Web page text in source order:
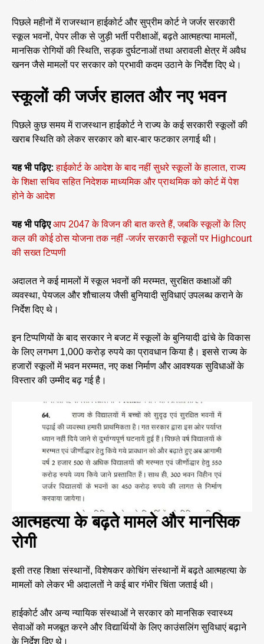
पिछले महीनों में राजस्थान हाईकोर्ट और सुप्रीम कोर्ट ने जर्जर सरकारी
स्कूल भवनों, पेपर लीक से जुड़ी भर्ती परीक्षाओं, बढ़ते आत्महत्या मामलों,
मानसिक रोगियों की स्थिति, सड़क दुर्घटनाओं तथा अरावली क्षेत्र में अवैध
खनन जैसे मामलों पर सरकार को प्रभावी कदम उठाने के निर्देश दिए थे।
स्कूलों की जर्जर हालत और नए भवन
पिछले कुछ समय में राजस्थान हाईकोर्ट ने राज्य के कई सरकारी स्कूलों की
खराब स्थिति को लेकर सरकार को बार-बार फटकार लगाई थी।
यह भी पढ़िए: हाईकोर्ट के आदेश के बाद नहीं सुधरे स्कूलों के हालात, राज्य
के शिक्षा सचिव सहित निदेशक माध्यमिक और प्राथमिक को कोर्ट में पेश
होने के आदेश
यह भी पढ़िए आप 2047 के विजन की बात करते हैं, जबकि स्कूलों के लिए
कल की कोई ठोस योजना तक नहीं -जर्जर सरकारी स्कूलों पर Highcourt
की सख्त टिप्पणी
अदालत ने कई मामलों में स्कूल भवनों की मरम्मत, सुरक्षित कक्षाओं की
व्यवस्था, पेयजल और शौचालय जैसी बुनियादी सुविधाएं उपलब्ध कराने के
निर्देश दिए थे।
इन टिप्पणियों के बाद सरकार ने बजट में स्कूलों के बुनियादी ढांचे के विकास
के लिए लगभग 1,000 करोड़ रुपये का प्रावधान किया है। इससे राज्य के
हजारों स्कूलों में भवन मरम्मत, नए कक्ष निर्माण और आवश्यक सुविधाओं के
विस्तार की उम्मीद बढ़ गई है।
आत्महत्या के बढ़ते मामले और मानसिक
रोगी
इसी तरह शिक्षा संस्थानों, विशेषकर कोचिंग संस्थानों में बढ़ते आत्महत्या के
मामलों को लेकर भी अदालतों ने कई बार गंभीर चिंता जताई थी।
हाईकोर्ट और अन्य न्यायिक संस्थाओं ने सरकार को मानसिक स्वास्थ्य
सेवाओं को मजबूत करने और विद्यार्थियों के लिए काउंसलिंग सुविधाएं बढ़ाने
के निर्देश दिए थे।